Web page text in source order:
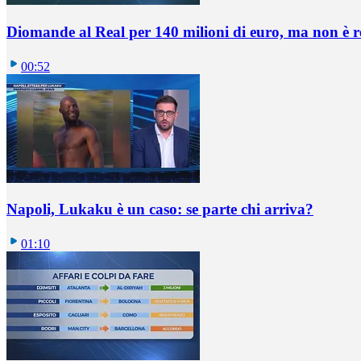
Diomande al Real per 140 milioni di euro, ma non è
00:52
Napoli, Lukaku è un caso: se parte chi arriva?
01:10